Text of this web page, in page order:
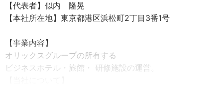
【代表者】似内 隆晃
【本社所在地】東京都港区浜松町2丁目3番1号
【事業内容】
オリックスグループの所有する
ビジネスホテル・旅館・ 研修施設の運営。